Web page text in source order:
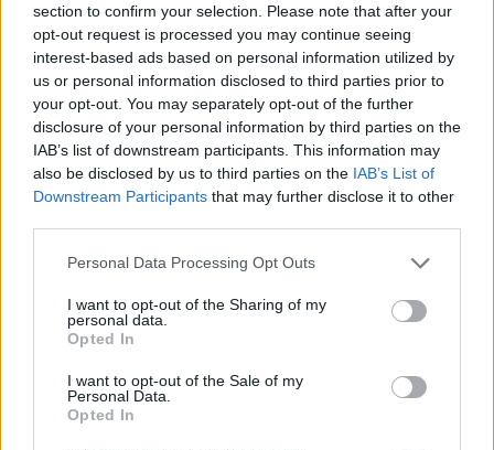
section to confirm your selection. Please note that after your
opt-out request is processed you may continue seeing
interest-based ads based on personal information utilized by
us or personal information disclosed to third parties prior to
your opt-out. You may separately opt-out of the further
disclosure of your personal information by third parties on the
IAB’s list of downstream participants. This information may
also be disclosed by us to third parties on the IAB’s List of
Downstream Participants that may further disclose it to other
Personal Data Processing Opt Outs
I want to opt-out of the Sharing of my
personal data.
Opted In
I want to opt-out of the Sale of my
Personal Data.
Opted In
INCONTRI
16 Ottobre 2026 - 25 Ottobre 2026
Artisti internazionali, scuole e spazi
urbani: a Varese cresce Insight Foto
Festival
Varese